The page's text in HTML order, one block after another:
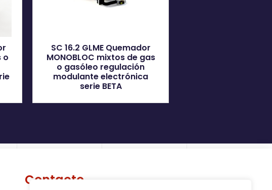
o
SC 16.2 GLME Quemador
MONOBLOC mixtos de gas
o gasóleo regulación
modulante electrónica
serie BETA
Contacto